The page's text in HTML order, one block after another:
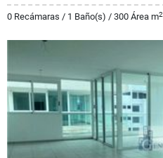
0 Recámaras / 1 Baño(s) / 300 Área m2